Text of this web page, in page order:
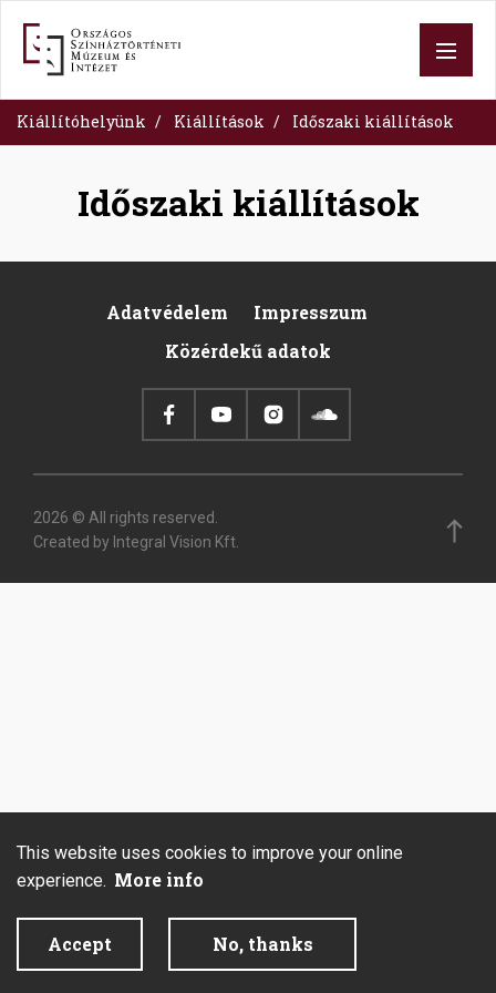
content
Kiállítóhelyünk Kiállítások Időszaki kiállítások
Időszaki kiállítások
Adatvédelem
Impresszum
Közérdekű adatok
2026 © All rights reserved.
Created by Integral Vision Kft.
This website uses cookies to improve your online
experience. More info
Accept No, thanks